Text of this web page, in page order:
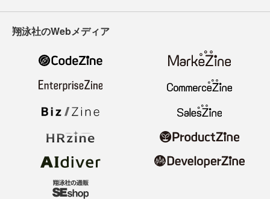
翔泳社のWebメディア